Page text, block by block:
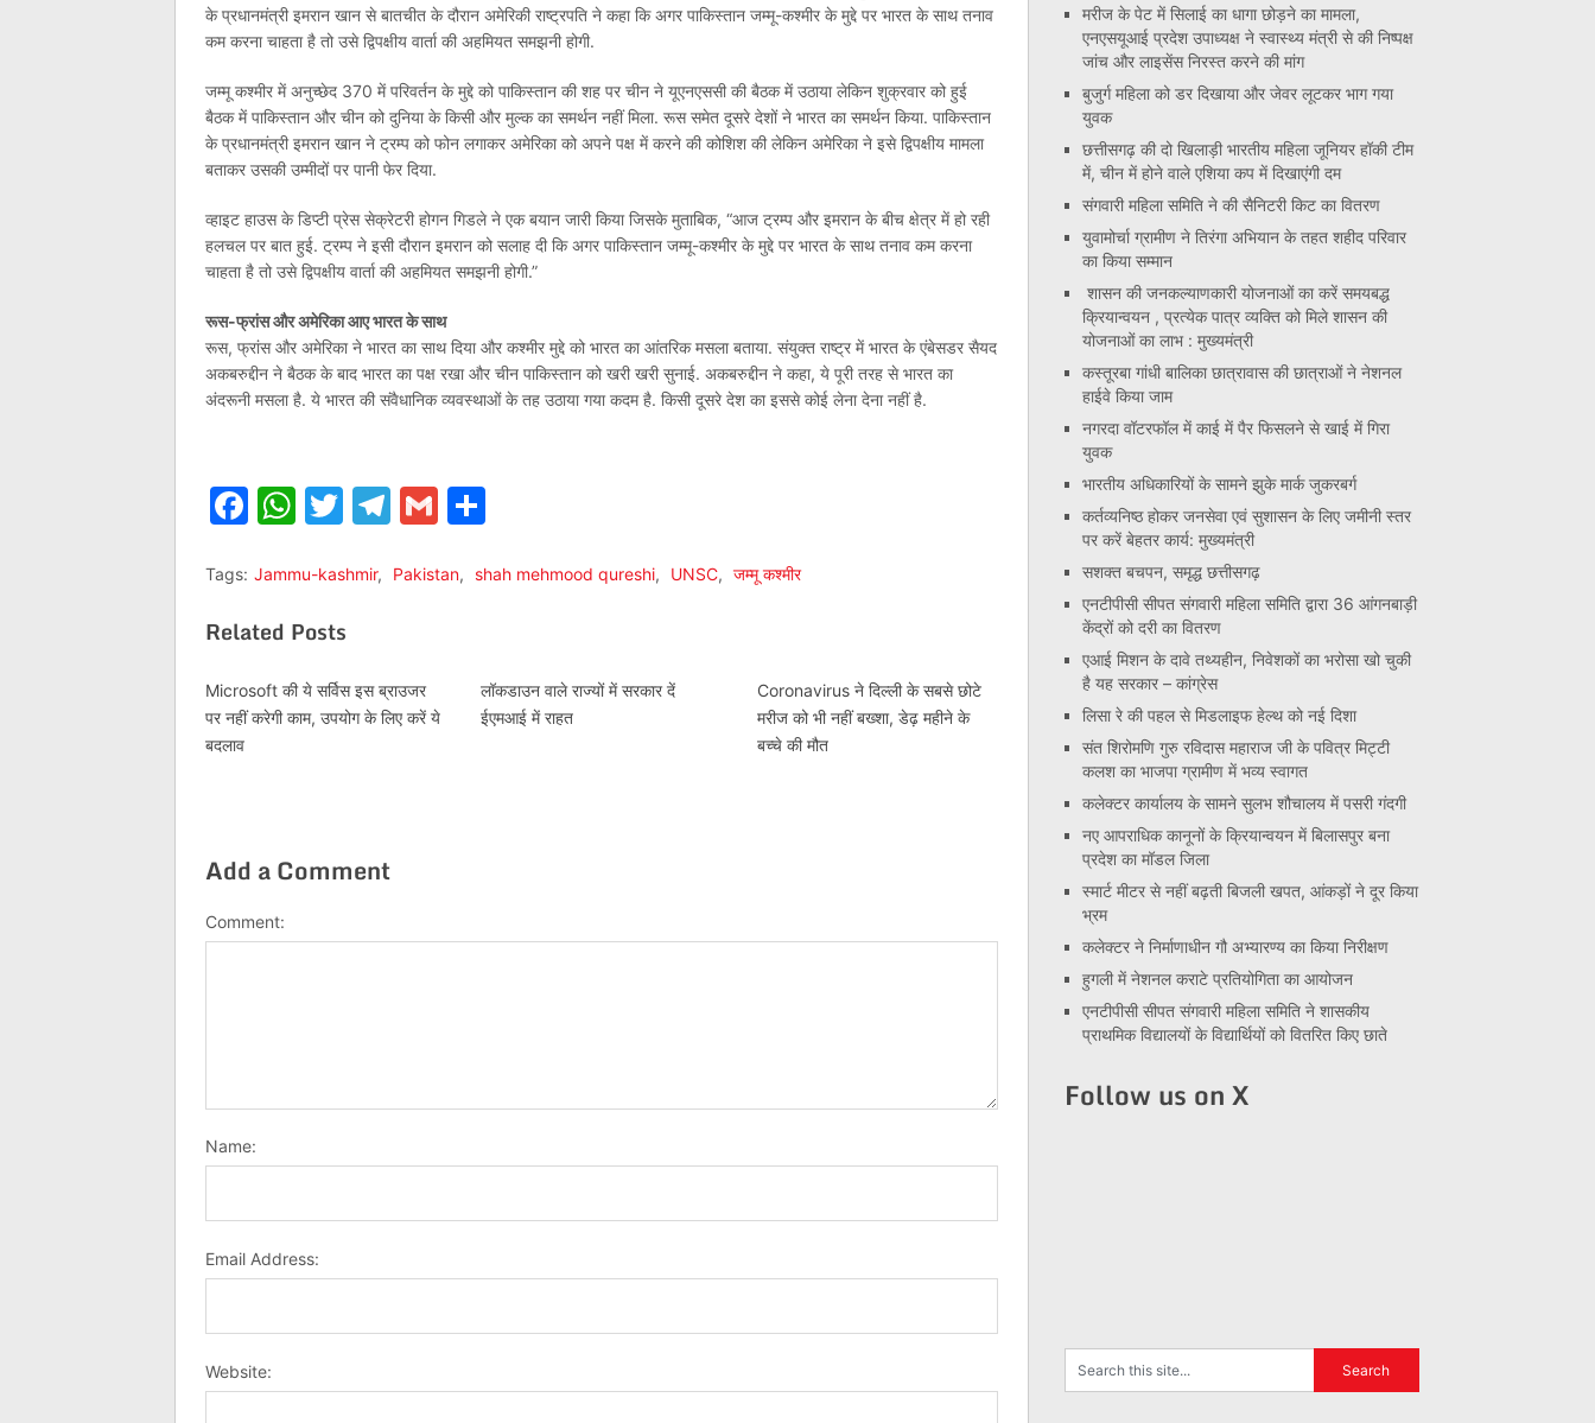
के प्रधानमंत्री इमरान खान से बातचीत के दौरान अमेरिकी राष्ट्रपति ने कहा कि अगर पाकिस्तान जम्मू-कश्मीर के मुद्दे पर भारत के साथ तनाव
कम करना चाहता है तो उसे द्विपक्षीय वार्ता की अहमियत समझनी होगी.
जम्‍मू कश्‍मीर में अनुच्‍छेद 370 में परिवर्तन के मुद्दे को पाकिस्‍तान की शह पर चीन ने यूएनएससी की बैठक में उठाया लेकिन शुक्रवार को हुई
बैठक में पाकिस्‍तान और चीन को दुनिया के किसी और मुल्‍क का समर्थन नहीं मिला. रूस समेत दूसरे देशों ने भारत का समर्थन किया. पाकिस्तान
के प्रधानमंत्री इमरान खान ने ट्रम्प को फोन लगाकर अमेरिका को अपने पक्ष में करने की कोशिश की लेकिन अमेरिका ने इसे द्विपक्षीय मामला
बताकर उसकी उम्मीदों पर पानी फेर दिया.
व्हाइट हाउस के डिप्टी प्रेस सेक्रेटरी होगन गिडले ने एक बयान जारी किया जिसके मुताबिक, “आज ट्रम्प और इमरान के बीच क्षेत्र में हो रही
हलचल पर बात हुई. ट्रम्प ने इसी दौरान इमरान को सलाह दी कि अगर पाकिस्तान जम्मू-कश्मीर के मुद्दे पर भारत के साथ तनाव कम करना
चाहता है तो उसे द्विपक्षीय वार्ता की अहमियत समझनी होगी.”
रूस-फ्रांस और अमेरिका आए भारत के साथ
रूस, फ्रांस और अमेरिका ने भारत का साथ दिया और कश्मीर मुद्दे को भारत का आंतरिक मसला बताया. संयुक्‍त राष्‍ट्र में भारत के एंबेसडर सैयद
अकबरुद्दीन ने बैठक के बाद भारत का पक्ष रखा और चीन पाकिस्‍तान को खरी खरी सुनाई. अकबरुद्दीन ने कहा, ये पूरी तरह से भारत का
अंदरूनी मसला है. ये भारत की संवैधानिक व्‍यवस्‍थाओं के तह उठाया गया कदम है. किसी दूसरे देश का इससे कोई लेना देना नहीं है.
Facebook
WhatsApp
Twitter
Telegram
Gmail
Tags: Jammu-kashmir, Pakistan, shah mehmood qureshi, UNSC, जम्मू कश्मीर
Related Posts
Microsoft की ये सर्विस इस ब्राउजर
पर नहीं करेगी काम, उपयोग के लिए करें ये
बदलाव
लॉकडाउन वाले राज्यों में सरकार दें
ईएमआई में राहत
Coronavirus ने दिल्ली के सबसे छोटे
मरीज को भी नहीं बख्शा, डेढ़ महीने के
बच्चे की मौत
Add a Comment
Comment:
Name:
Email Address:
Website:
मरीज के पेट में सिलाई का धागा छोड़ने का मामला,
एनएसयूआई प्रदेश उपाध्यक्ष ने स्वास्थ्य मंत्री से की निष्पक्ष
जांच और लाइसेंस निरस्त करने की मांग
बुजुर्ग महिला को डर दिखाया और जेवर लूटकर भाग गया
युवक
छत्तीसगढ़ की दो खिलाड़ी भारतीय महिला जूनियर हॉकी टीम
में, चीन में होने वाले एशिया कप में दिखाएंगी दम
संगवारी महिला समिति ने की सैनिटरी किट का वितरण
युवामोर्चा ग्रामीण ने तिरंगा अभियान के तहत शहीद परिवार
का किया सम्मान
शासन की जनकल्याणकारी योजनाओं का करें समयबद्ध
क्रियान्वयन , प्रत्येक पात्र व्यक्ति को मिले शासन की
योजनाओं का लाभ : मुख्यमंत्री
कस्तूरबा गांधी बालिका छात्रावास की छात्राओं ने नेशनल
हाईवे किया जाम
नगरदा वॉटरफॉल में काई में पैर फिसलने से खाई में गिरा
युवक
भारतीय अधिकारियों के सामने झुके मार्क जुकरबर्ग
कर्तव्यनिष्ठ होकर जनसेवा एवं सुशासन के लिए जमीनी स्तर
पर करें बेहतर कार्य: मुख्यमंत्री
सशक्त बचपन, समृद्ध छत्तीसगढ़
एनटीपीसी सीपत संगवारी महिला समिति द्वारा 36 आंगनबाड़ी
केंद्रों को दरी का वितरण
एआई मिशन के दावे तथ्यहीन, निवेशकों का भरोसा खो चुकी
है यह सरकार – कांग्रेस
लिसा रे की पहल से मिडलाइफ हेल्थ को नई दिशा
संत शिरोमणि गुरु रविदास महाराज जी के पवित्र मिट्टी
कलश का भाजपा ग्रामीण में भव्य स्वागत
कलेक्टर कार्यालय के सामने सुलभ शौचालय में पसरी गंदगी
नए आपराधिक कानूनों के क्रियान्वयन में बिलासपुर बना
प्रदेश का मॉडल जिला
स्मार्ट मीटर से नहीं बढ़ती बिजली खपत, आंकड़ों ने दूर किया
भ्रम
कलेक्टर ने निर्माणाधीन गौ अभ्यारण्य का किया निरीक्षण
हुगली में नेशनल कराटे प्रतियोगिता का आयोजन
एनटीपीसी सीपत संगवारी महिला समिति ने शासकीय
प्राथमिक विद्यालयों के विद्यार्थियों को वितरित किए छाते
Follow us on X